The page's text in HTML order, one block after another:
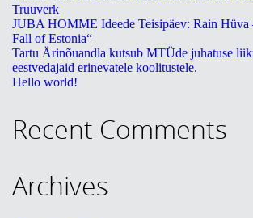
UUDISED
KOOLITUSED
Truuverk
JUBA HOMME Ideede Teisipäev: Rain Hüva
Fall of Estonia“
Tartu Ärinõuandla kutsub MTÜde juhatuse
eestvedajaid erinevatele koolitustele.
Hello world!
Recent Comments
Archives